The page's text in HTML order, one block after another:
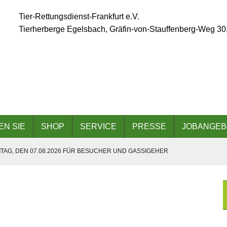
Tier-Rettungsdienst-Frankfurt e.V.
Tierherberge Egelsbach, Gräfin-von-Stauffenberg-Weg
SIE SHOP SERVICE PRESSE
DEN 07.08.2026 FÜR BESUCHER UND GASSIGEHER
AUFGRUND DER ANGESAGTEN HITZEWELLE AUS
AM 06.09.2026